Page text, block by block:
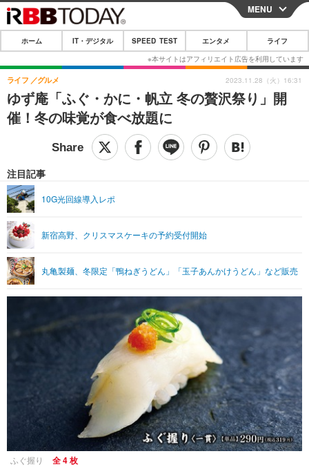
CLOSE
ホーム
IT・デジタル
IT・デジタルTOP スマートフォン
ショッピング その他
SPEED TEST
エンタメTOP 映画・ドラマ
グラビア
ショッピング その他
ライフTOP
リリース一覧
プッシュ通知の停止方法
MENU
ホーム IT・デジタル SPEED TEST エンタメ ライフ
ゆず庵「ふぐ・かに・帆立 冬の贅沢祭り」開
催！冬の味覚が食べ放題に
ライフ グルメ
注目記事
10G光回線導入レポ
新宿高野、クリスマスケーキの予約受付開始
丸亀製麺、冬限定「鴨ねぎうどん」「玉子あんかけうどん」など販売
2023.11.28（火）16:31
ふぐ握り 全 4 枚